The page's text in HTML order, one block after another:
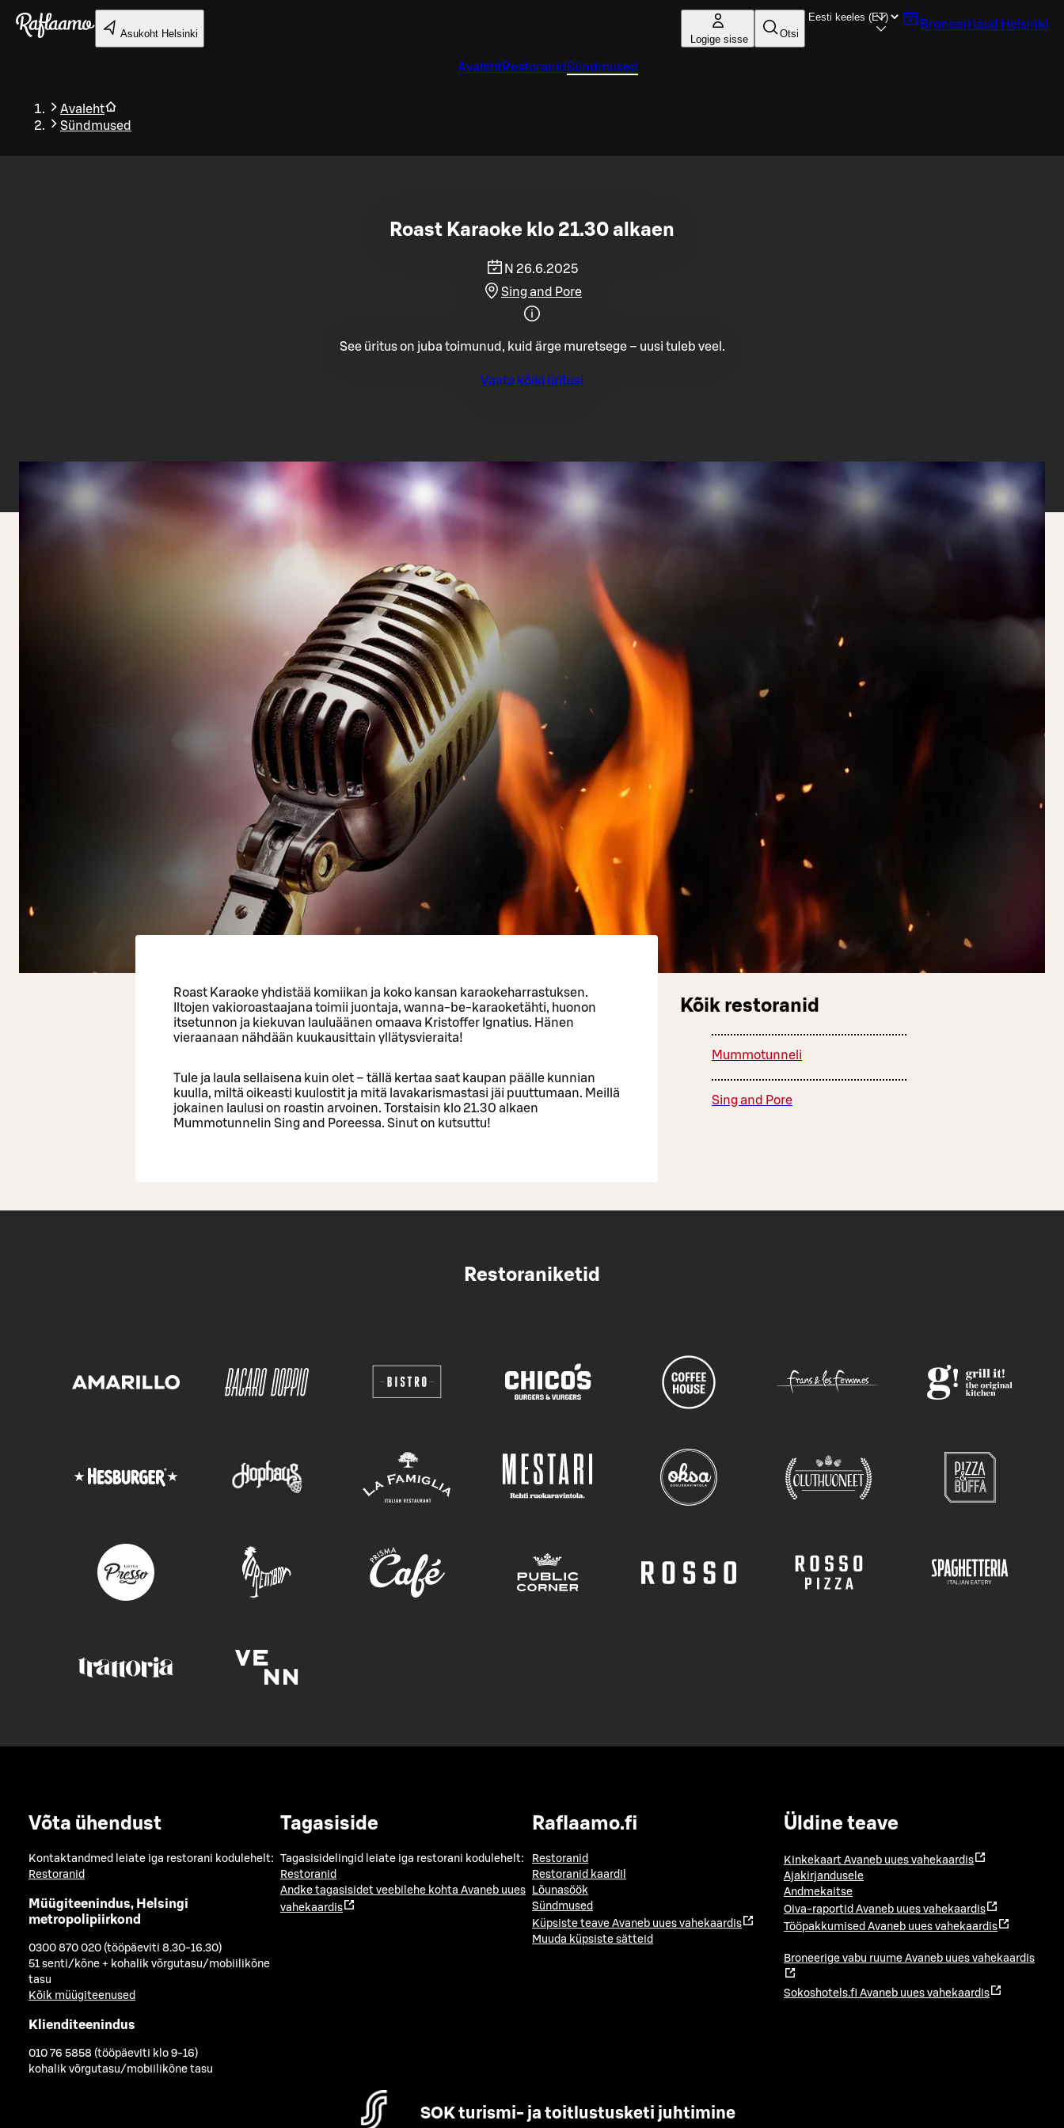
Liigu peamise sisu juurde
Asukoht Helsinki Logige sisse Otsi
Broneeri laud Helsinki
AvalehtRestoranidSündmused
Avaleht
Sündmused
Tagasi
Roast Karaoke klo 21.30 alkaen
N 26.6.2025
Sing and Pore
See üritus on juba toimunud, kuid ärge muretsege – uusi tuleb veel.
Vaata kõiki üritusi
Roast Karaoke yhdistää komiikan ja koko kansan karaokeharrastuksen.
Iltojen vakioroastaajana toimii juontaja, wanna-be-karaoketähti, huonon
itsetunnon ja kiekuvan lauluäänen omaava Kristoffer Ignatius. Hänen
vieraanaan nähdään kuukausittain yllätysvieraita!
Tule ja laula sellaisena kuin olet – tällä kertaa saat kaupan päälle kunnian
kuulla, miltä oikeasti kuulostit ja mitä lavakarismastasi jäi puuttumaan. Meillä
jokainen laulusi on roastin arvoinen. Torstaisin klo 21.30 alkaen
Mummotunnelin Sing and Poreessa. Sinut on kutsuttu!
Kõik restoranid
Mummotunneli
Sing and Pore
Restoraniketid
Võta ühendust
Kontaktandmed leiate iga restorani kodulehelt:
Restoranid
Müügiteenindus, Helsingi
metropolipiirkond
0300 870 020 (tööpäeviti 8.30-16.30)
51 senti/kõne + kohalik võrgutasu/mobiilikõne
tasu
Kõik müügiteenused
Klienditeenindus
010 76 5858 (tööpäeviti klo 9-16)
kohalik võrgutasu/mobiilikõne tasu
Tagasiside
Tagasisidelingid leiate iga restorani kodulehelt:
Restoranid
Andke tagasisidet veebilehe kohta Avaneb uues
vahekaardis
Raflaamo.fi
Restoranid
Restoranid kaardil
Lõunasöök
Sündmused
Küpsiste teave Avaneb uues vahekaardis
Muuda küpsiste sätteid
Üldine teave
Kinkekaart Avaneb uues vahekaardis
Ajakirjandusele
Andmekaitse
Oiva-raportid Avaneb uues vahekaardis
Tööpakkumised Avaneb uues vahekaardis
Broneerige vabu ruume Avaneb uues vahekaardis
Sokoshotels.fi Avaneb uues vahekaardis
SOK turismi- ja toitlustusketi juhtimine